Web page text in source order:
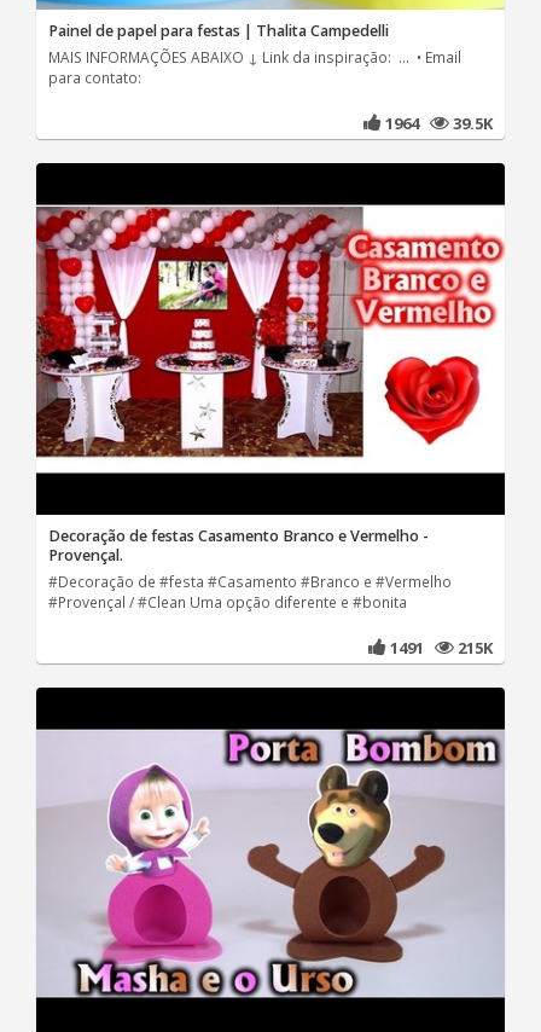
Painel de papel para festas | Thalita Campedelli
MAIS INFORMAÇÕES ABAIXO ↓ Link da inspiração: ... • Email
para contato:
1964 39.5K
Decoração de festas Casamento Branco e Vermelho -
Provençal.
#Decoração de #festa #Casamento #Branco e #Vermelho
#Provençal / #Clean Uma opção diferente e #bonita
1491 215K